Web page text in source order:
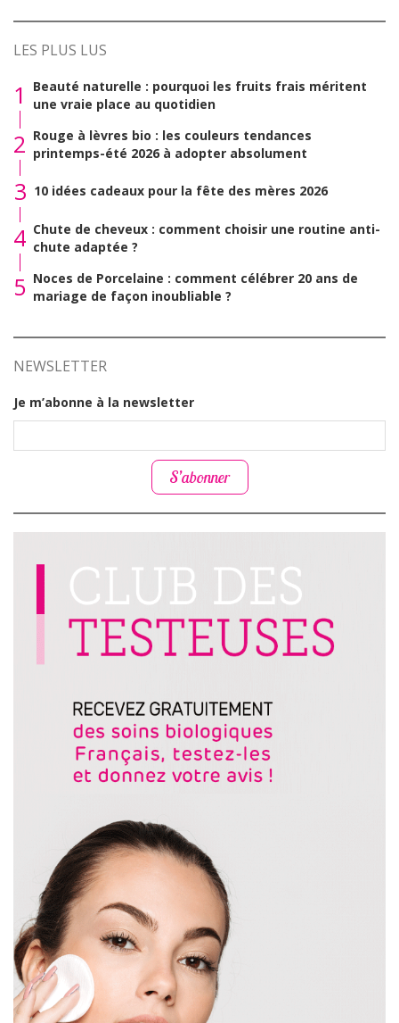
LES PLUS LUS
1
Beauté naturelle : pourquoi les fruits frais méritent
une vraie place au quotidien
2 Rouge à lèvres bio : les couleurs tendances
printemps-été 2026 à adopter absolument
3 10 idées cadeaux pour la fête des mères 2026
4 Chute de cheveux : comment choisir une routine anti-
chute adaptée ?
5 Noces de Porcelaine : comment célébrer 20 ans de
mariage de façon inoubliable ?
NEWSLETTER
Je m’abonne à la newsletter
S’abonner